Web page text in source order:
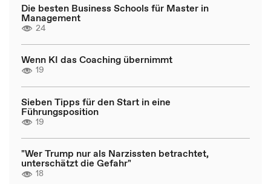
Die besten Business Schools für Master in
Management
24
Wenn KI das Coaching übernimmt
19
Sieben Tipps für den Start in eine
Führungsposition
19
"Wer Trump nur als Narzissten betrachtet,
unterschätzt die Gefahr"
18